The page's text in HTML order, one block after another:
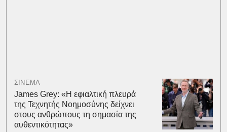
ΣΙΝΕΜΑ
James Grey: «Η εφιαλτική πλευρά
της Τεχνητής Νοημοσύνης δείχνει
στους ανθρώπους τη σημασία της
αυθεντικότητας»